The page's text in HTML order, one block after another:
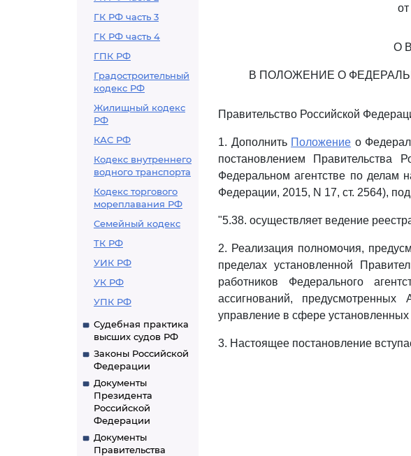
ГК РФ часть 3
ГК РФ часть 4
ГПК РФ
Градостроительный
кодекс РФ
Жилищный кодекс
РФ
КАС РФ
Кодекс внутреннего
водного транспорта
Кодекс торгового
мореплавания РФ
Семейный кодекс
ТК РФ
УИК РФ
УК РФ
УПК РФ
Судебная практика
высших судов РФ
Законы Российской
Федерации
Документы
Президента
Российской
Федерации
Документы
Правительства
О
В ПОЛОЖЕНИЕ О
Правительство Российской
1. Дополнить Положение о
постановлением
Федеральном агентстве по делам
Федерации, 2015, N 17, ст. 2564),
"5.38. осуществляет ведение
2. Реализация полномочия,
пределах установленной
работников Федерального
ассигнований,
управление в сфере
3. Настоящее постановление